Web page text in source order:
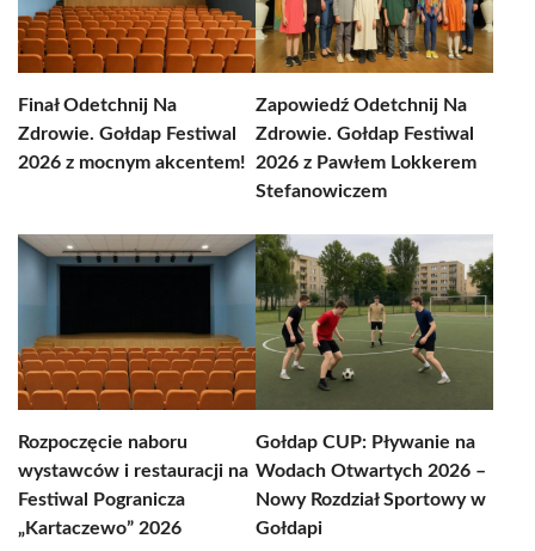
Finał Odetchnij Na
Zdrowie. Gołdap Festiwal
2026 z mocnym akcentem!
Zapowiedź Odetchnij Na
Zdrowie. Gołdap Festiwal
2026 z Pawłem Lokkerem
Stefanowiczem
Rozpoczęcie naboru
wystawców i restauracji na
Festiwal Pogranicza
„Kartaczewo” 2026
Gołdap CUP: Pływanie na
Wodach Otwartych 2026 –
Nowy Rozdział Sportowy w
Gołdapi